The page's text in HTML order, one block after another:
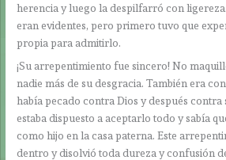
herencia y luego la despilfarró con
eran evidentes, pero primero tuvo que
propia para admitirlo.
¡Su arrepentimiento fue sincero! No
nadie más de su desgracia. También era
había pecado contra Dios y después contra
estaba dispuesto a aceptarlo todo y sabía
como hijo en la casa paterna. Este
dentro y disolvió toda dureza y confusión